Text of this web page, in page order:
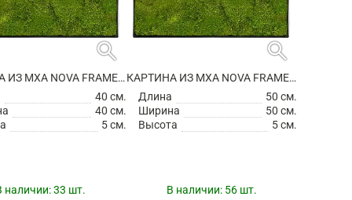
search
КАРТИНА ИЗ МХА NOVA FRAME ANTHRACITE-CONCRETE 100% FLAT MOSS
40 см.
40 см.
5 см.
наличии:33 шт.
search
КАРТИНА ИЗ МХА NOVA FRAME ANTHRACITE-CONCRETE 100% FLAT MOSS
Длина
50 см.
Ширина
50 см.
Высота
5 см.
В наличии: 56 шт.